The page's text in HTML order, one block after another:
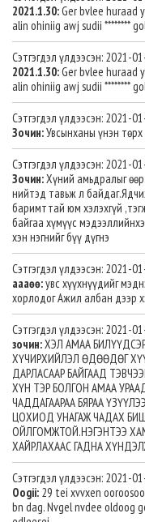
2021.1.30:Ger bvlee huraad
alin ohiniig awj sudii ********
Сэтгэгдэл үлдээсэн: 2021-
2021.1.30:Ger bvlee huraad
alin ohiniig awj sudii ********
Сэтгэгдэл үлдээсэн: 2021-
Зочин:Увсынханы үнэн
Сэтгэгдэл үлдээсэн: 2021-
Зочин:Хүний амьдралыг
нийтэд тавьж л
баримттай юм хэлэхгүй
байгаа хүмүүс
хэн нэгнийг бүү дүгнэ
Сэтгэгдэл үлдээсэн: 2021-
аааөө:увс хүүхнүүдийг
хорлодог Ажил албан дээр
Сэтгэгдэл үлдээсэн: 2021-
зочин:ХЭЛ АМАА
ХҮЧИРХИЙЛЭЛ ӨДӨӨДӨГ
ДАРЛАСААР БАЙГААД
ХҮН ТЭР БОЛГОН АМАА
ЧАДДАГААРАА БЯРАА
ЦОХИОД УНАГАЖ ЧАДАХ БИШ
ОЙЛГОМЖТОЙ.НЭГЭНТЭЭ
ХАЙРЛАХААС ГАДНА
Сэтгэгдэл үлдээсэн: 2021-
Oogii: 29 tei xvvxen
bn dag. Nvgel nvdee oldoog